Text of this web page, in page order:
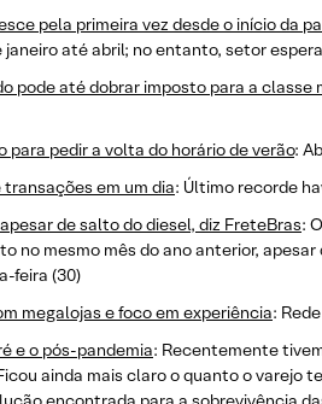
pela primeira vez desde o início da
janeiro até abril; no entanto, setor
pode até dobrar imposto para a classe
pedir a volta do horário de verão:
em um dia: Último recorde
de salto do diesel, diz FreteBras:
no mesmo mês do ano anterior,
feira (30)
megalojas e foco em experiência:
e o pós-pandemia: Recentemente
ainda mais claro o quanto o